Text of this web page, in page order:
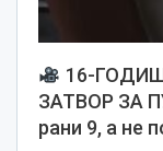
16-
ЗАТВОР ЗА
рани 9, а не